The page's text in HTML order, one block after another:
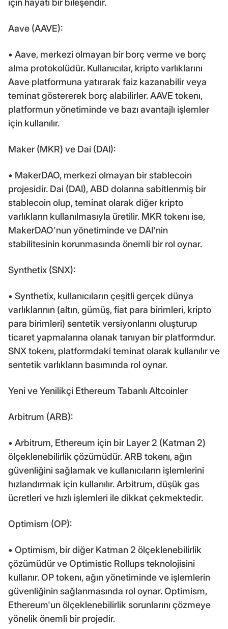
için hayati bir bileşendir.
Aave (AAVE):
• Aave, merkezi olmayan bir borç verme ve borç
alma protokolüdür. Kullanıcılar, kripto varlıklarını
Aave platformuna yatırarak faiz kazanabilir veya
teminat göstererek borç alabilirler. AAVE tokenı,
platformun yönetiminde ve bazı avantajlı işlemler
için kullanılır.
Maker (MKR) ve Dai (DAI):
• MakerDAO, merkezi olmayan bir stablecoin
projesidir. Dai (DAI), ABD dolarına sabitlenmiş bir
stablecoin olup, teminat olarak diğer kripto
varlıkların kullanılmasıyla üretilir. MKR tokenı ise,
MakerDAO'nun yönetiminde ve DAI'nin
stabilitesinin korunmasında önemli bir rol oynar.
Synthetix (SNX):
• Synthetix, kullanıcıların çeşitli gerçek dünya
varlıklarının (altın, gümüş, fiat para birimleri, kripto
para birimleri) sentetik versiyonlarını oluşturup
ticaret yapmalarına olanak tanıyan bir platformdur.
SNX tokenı, platformdaki teminat olarak kullanılır ve
sentetik varlıkların basımında rol oynar.
Yeni ve Yenilikçi Ethereum Tabanlı Altcoinler
Arbitrum (ARB):
• Arbitrum, Ethereum için bir Layer 2 (Katman 2)
ölçeklenebilirlik çözümüdür. ARB tokenı, ağın
güvenliğini sağlamak ve kullanıcıların işlemlerini
hızlandırmak için kullanılır. Arbitrum, düşük gas
ücretleri ve hızlı işlemleri ile dikkat çekmektedir.
Optimism (OP):
• Optimism, bir diğer Katman 2 ölçeklenebilirlik
çözümüdür ve Optimistic Rollups teknolojisini
kullanır. OP tokenı, ağın yönetiminde ve işlemlerin
güvenliğinin sağlanmasında rol oynar. Optimism,
Ethereum'un ölçeklenebilirlik sorunlarını çözmeye
yönelik önemli bir projedir.